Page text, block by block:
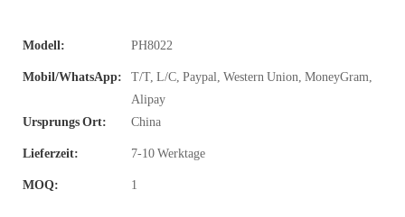
Modell: PH8022
Mobil/WhatsApp:
T/T, L/C, Paypal, Western Union, MoneyGram,
Alipay
Ursprungs Ort:
China
Lieferzeit: 7-10 Werktage
MOQ: 1